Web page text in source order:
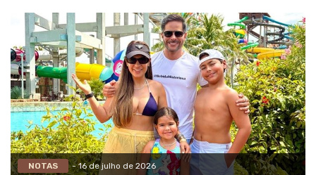
NOTAS - 16 de julho de 2026